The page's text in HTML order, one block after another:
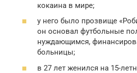
кокаина в мире;
у него было прозвище
он основал футбольные
нуждающимся,
больницы;
в 27 лет женился на 15-